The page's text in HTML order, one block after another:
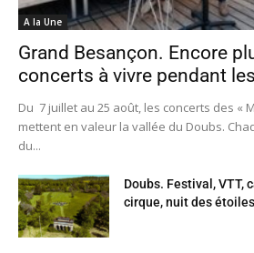
A la Une
Grand Besançon. Encore
concerts à vivre pendant
Du 7 juillet au 25 août, les concerts des «
mettent en valeur la vallée du Doubs.
du...
Doubs. Festival, VTT,
cirque, nuit des